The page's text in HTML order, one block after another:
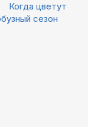
Когда цветут
сезон